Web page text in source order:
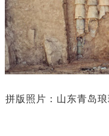
拼版照片：山东青岛